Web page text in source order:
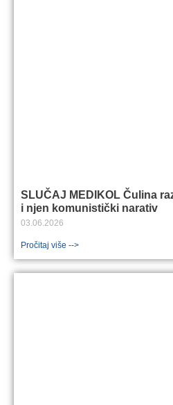
SLUČAJ MEDIKOL Čulina
i njen komunistički narativ
03.06.2026
Pročitaj više -->